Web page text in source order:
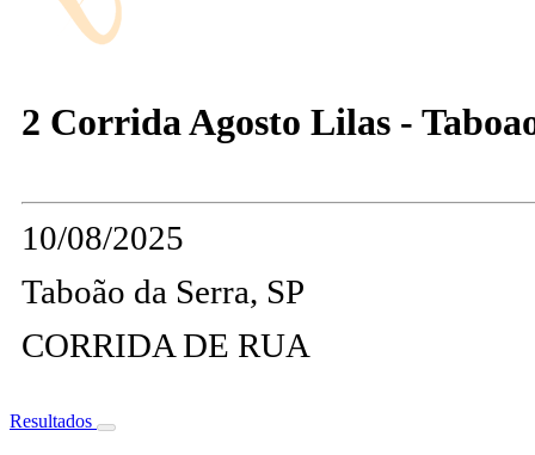
2 Corrida Agosto Lilas -
10/08/2025
Taboão da Serra, SP
CORRIDA DE RUA
Resultados